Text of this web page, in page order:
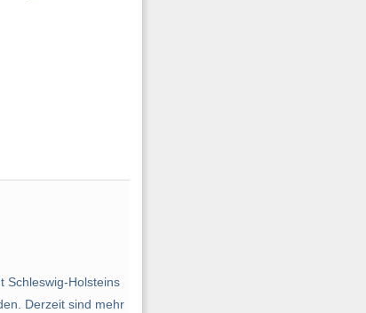
Schleswig-Holsteins
Derzeit sind mehr